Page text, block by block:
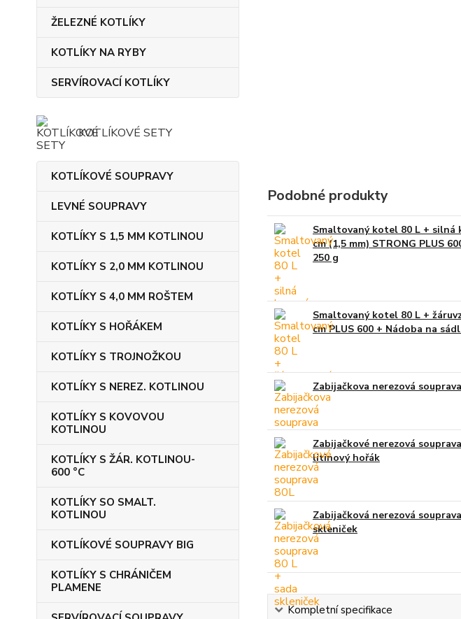
ŽELEZNÉ KOTLÍKY
KOTLÍKY NA RYBY
SERVÍROVACÍ KOTLÍKY
KOTLÍKOVÉ SETY
KOTLÍKOVÉ SOUPRAVY
LEVNÉ SOUPRAVY
KOTLÍKY S 1,5 MM KOTLINOU
KOTLÍKY S 2,0 MM KOTLINOU
KOTLÍKY S 4,0 MM ROŠTEM
KOTLÍKY S HOŘÁKEM
KOTLÍKY S TROJNOŽKOU
KOTLÍKY S NEREZ. KOTLINOU
KOTLÍKY S KOVOVOU
KOTLINOU
KOTLÍKY S ŽÁR. KOTLINOU-
600 °C
KOTLÍKY SO SMALT.
KOTLINOU
KOTLÍKOVÉ SOUPRAVY BIG
KOTLÍKY S CHRÁNIČEM
PLAMENE
Podobné produkty
Smaltovaný kotel 80 L + silná
cm (1,5 mm) STRONG PLUS
250 g
Smaltovaný kotel 80 L +
cm PLUS 600 + Nádoba na
Zabijačkova nerezová
Zabijačkové nerezová
litinový hořák
Zabijačková nerezová
skleniček
Kompletní specifikace